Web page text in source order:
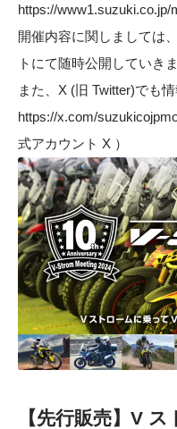
https://www1.suzuki.co.jp/
開催内容に関しましては
トにて随時公開していきま
また、X (旧 Twitter)でも
https://x.com/
式アカウント X ）
【先行販売】V